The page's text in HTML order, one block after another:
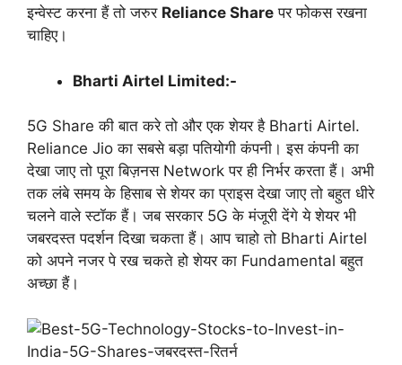
इन्वेस्ट करना हैं तो जरुर Reliance Share पर फोकस रखना
चाहिए।
Bharti Airtel Limited:-
5G Share की बात करे तो और एक शेयर है Bharti Airtel.
Reliance Jio का सबसे बड़ा पतियोगी कंपनी। इस कंपनी का
देखा जाए तो पूरा बिज़नस Network पर ही निर्भर करता हैं। अभी
तक लंबे समय के हिसाब से शेयर का प्राइस देखा जाए तो बहुत धीरे
चलने वाले स्टॉक हैं। जब सरकार 5G के मंजूरी देंगे ये शेयर भी
जबरदस्त पदर्शन दिखा चकता हैं। आप चाहो तो Bharti Airtel
को अपने नजर पे रख चकते हो शेयर का Fundamental बहुत
अच्छा हैं।